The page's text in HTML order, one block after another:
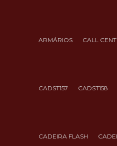
ARMÁRIOS CALL
CADST157 CADST158
CADEIRA FLASH